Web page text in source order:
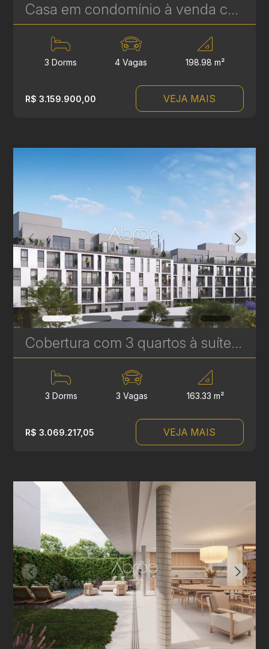
Casa em condomínio à venda com 3 suítes em Campina do Siqueira - 312,44 m² - Casa Áurea | Ref. 1770
3 Dorms 4 Vagas 198.98 m²
R$ 3.159.900,00 VEJA MAIS
Cobertura com 3 quartos à suítes no Le Gris - Santa Felicidade - 163,33m² privativos | Ref. 1775
3 Dorms 3 Vagas 163.33 m²
R$ 3.069.217,05 VEJA MAIS